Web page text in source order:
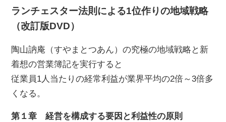
ランチェスター法則による1位作りの地域戦略
（改訂版DVD）
陶山訥庵（すやまとつあん）の究極の地域戦略と新
着想の営業簿記を実行すると
従業員1人当たりの経常利益が業界平均の2倍～3倍多
くなる。
第１章 経営を構成する要因と利益性の原則